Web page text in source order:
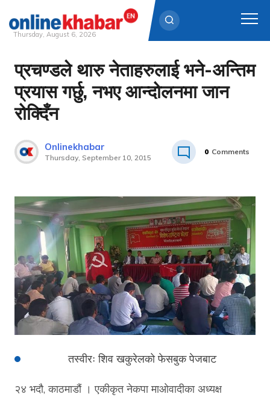
Skip
content
Thursday, August 6, 2026
प्रचण्डले थारु नेताहरुलाई भने-अन्तिम
प्रयास गर्छु, नभए आन्दोलनमा जान
रोक्दिँन
Onlinekhabar
Thursday, September 10, 2015
0 Comments
तस्वीरः शिव खकुरेलको फेसबुक पेजबाट
२४ भदौ, काठमाडौं । एकीकृत नेकपा माओवादीका अध्यक्ष